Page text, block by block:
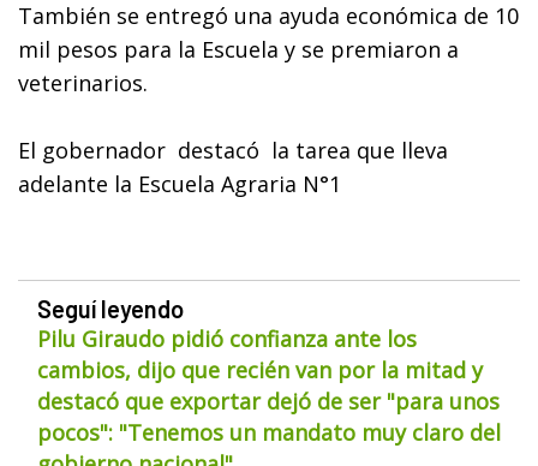
También se entregó una ayuda económica de 10
mil pesos para la Escuela y se premiaron a
veterinarios.
El gobernador destacó la tarea que lleva
adelante la Escuela Agraria N°1
Seguí leyendo
Pilu Giraudo pidió confianza ante los
cambios, dijo que recién van por la mitad y
destacó que exportar dejó de ser "para unos
pocos": "Tenemos un mandato muy claro del